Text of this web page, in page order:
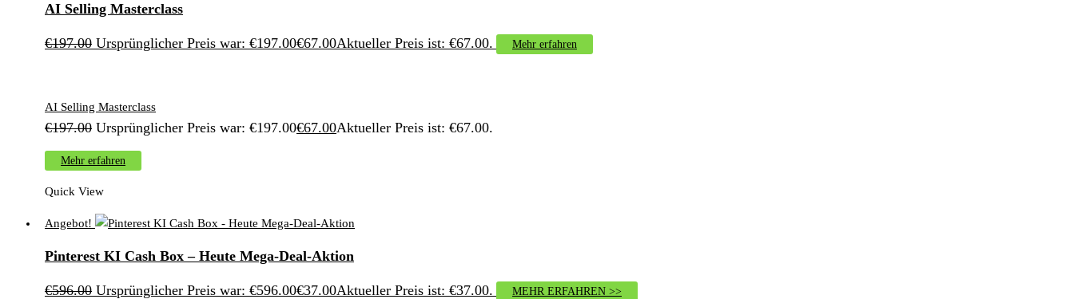
AI Selling Masterclass
€197.00 Ursprünglicher Preis war: €197.00€67.00Aktueller Preis ist: €67.00. Mehr erfahren
AI Selling Masterclass
€197.00 Ursprünglicher Preis war: €197.00€67.00Aktueller Preis ist: €67.00.
Mehr erfahren
Quick View
Angebot!
Pinterest KI Cash Box – Heute Mega-Deal-Aktion
€596.00 Ursprünglicher Preis war: €596.00€37.00Aktueller Preis ist: €37.00. MEHR ERFAHREN >>